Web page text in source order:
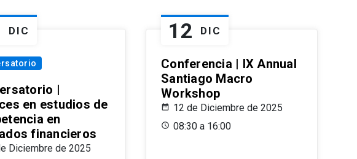
DIC
|
en estudios de
en
financieros
Diciembre de 2025
12 DIC
Conferencia | IX Annual
Santiago Macro
Workshop
12 de Diciembre de 2025
08:30 a 16:00